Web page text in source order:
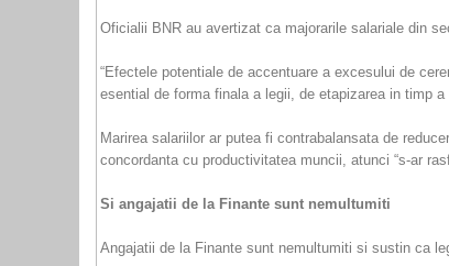
Oficialii BNR au avertizat ca majorarile salariale din
“Efectele potentiale de accentuare a excesului de
esential de forma finala a legii, de etapizarea in timp
Marirea salariilor ar putea fi contrabalansata de
concordanta cu productivitatea muncii, atunci “s-ar
Si angajatii de la Finante sunt nemultumiti
Angajatii de la Finante sunt nemultumiti si sustin ca